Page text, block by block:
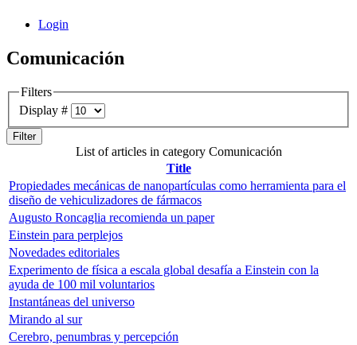
Login
Comunicación
Filters
Display #
Filter
List of articles in category Comunicación
Title
Propiedades mecánicas de nanopartículas como herramienta para el
diseño de vehiculizadores de fármacos
Augusto Roncaglia recomienda un paper
Einstein para perplejos
Novedades editoriales
Experimento de física a escala global desafía a Einstein con la
ayuda de 100 mil voluntarios
Instantáneas del universo
Mirando al sur
Cerebro, penumbras y percepción